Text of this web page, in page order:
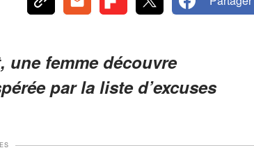
une femme découvre
par la liste d’excuses